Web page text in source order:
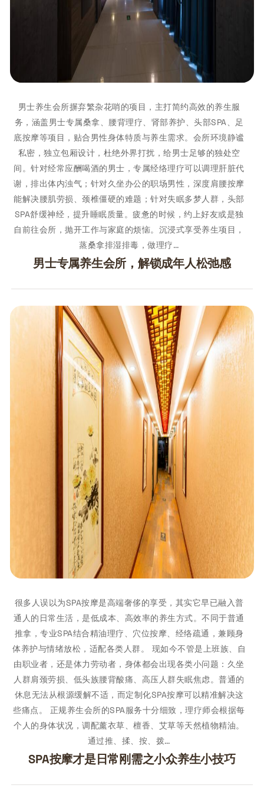
男士养生会所摒弃繁杂花哨的项目，主打简约高效的养生服
务，涵盖男士专属桑拿、腰背理疗、肾部养护、头部SPA、足
底按摩等项目，贴合男性身体特质与养生需求。会所环境静谧
私密，独立包厢设计，杜绝外界打扰，给男士足够的独处空
间。针对经常应酬喝酒的男士，专属经络理疗可以调理肝脏代
谢，排出体内浊气；针对久坐办公的职场男性，深度肩腰按摩
能解决腰肌劳损、颈椎僵硬的难题；针对失眠多梦人群，头部
SPA舒缓神经，提升睡眠质量。疲惫的时候，约上好友或是独
自前往会所，抛开工作与家庭的烦恼。沉浸式享受养生项目，
蒸桑拿排湿排毒，做理疗…
男士专属养生会所，解锁成年人松弛感
很多人误以为SPA按摩是高端奢侈的享受，其实它早已融入普
通人的日常生活，是低成本、高效率的养生方式。不同于普通
推拿，专业SPA结合精油理疗、穴位按摩、经络疏通，兼顾身
体养护与情绪放松，适配各类人群。 现如今不管是上班族、自
由职业者，还是体力劳动者，身体都会出现各类小问题：久坐
人群肩颈劳损、低头族腰背酸痛、高压人群失眠焦虑。普通的
休息无法从根源缓解不适，而定制化SPA按摩可以精准解决这
些痛点。 正规养生会所的SPA服务十分细致，理疗师会根据每
个人的身体状况，调配薰衣草、檀香、艾草等天然植物精油。
通过推、揉、按、拨…
SPA按摩才是日常刚需之小众养生小技巧